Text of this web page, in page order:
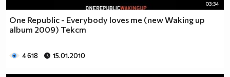
03:34
One Republic - Everybody loves me (new Waking up
album 2009) Текст
4 618 15.01.2010